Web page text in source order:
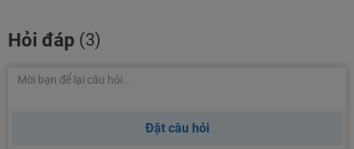
Hỏi đáp (3)
Đặt câu hỏi